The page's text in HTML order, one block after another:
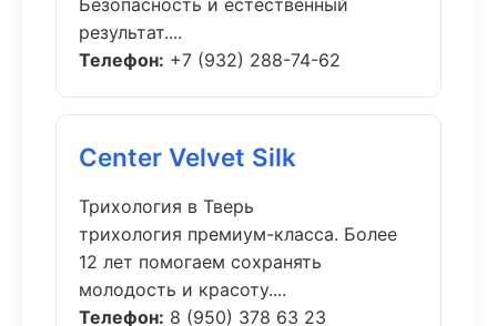
Безопасность и естественный
результат....
Телефон: +7 (932) 288-74-62
Center Velvet Silk
Трихология в Тверь
трихология премиум-класса. Более
12 лет помогаем сохранять
молодость и красоту....
Телефон: 8 (950) 378 63 23